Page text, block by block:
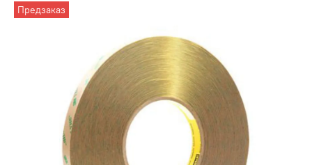
Предзаказ